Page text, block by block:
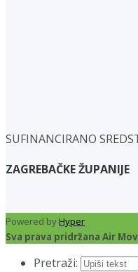
SUFINANCIRANO
ZAGREBAČKE ŽUPANIJE
Powered byHyper
Sva prava pridržana Air
Pretraži: